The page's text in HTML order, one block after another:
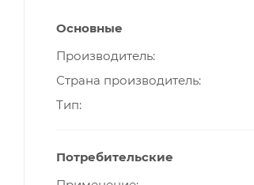
Основные
Производитель
Страна производитель
Тип
Потребительские